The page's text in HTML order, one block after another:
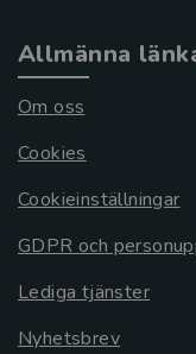
Allmänna
Om oss
Cookies
Cookieinställningar
GDPR och
Lediga tjänster
Nyhetsbrev